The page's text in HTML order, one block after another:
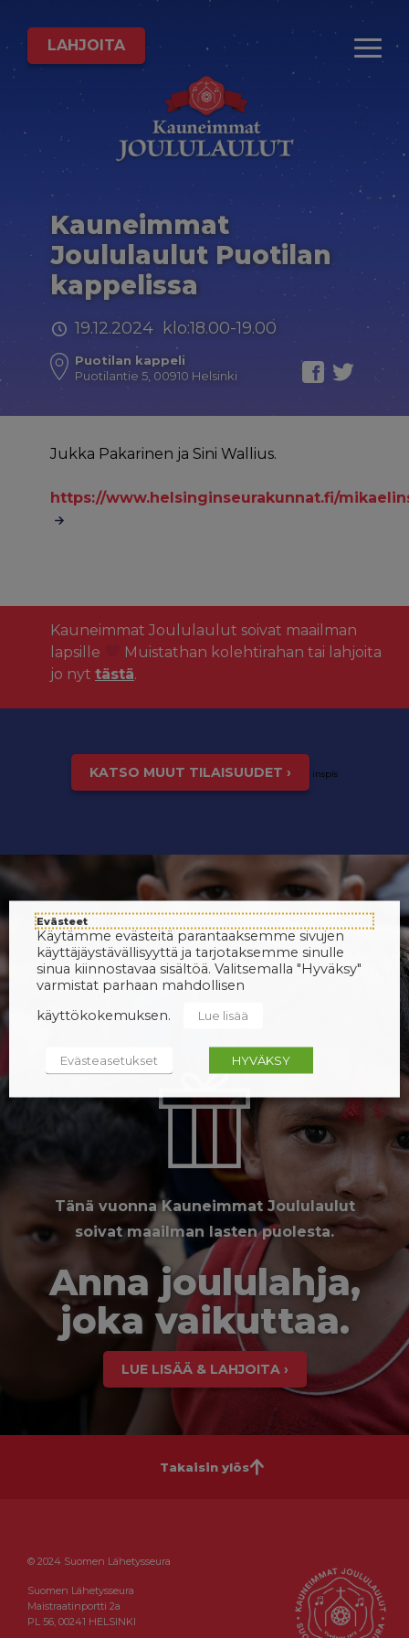
LAHJOITA
Kauneimmat
Joululaulut Puotilan
kappelissa
19.12.2024 klo:18.00-19.00
Puotilan kappeli
Puotilantie 5, 00910 Helsinki
Jukka Pakarinen ja Sini Wallius.
https://www.helsinginseurakunnat.fi/
Kauneimmat Joululaulut soivat maailman
lapsille
Muistathan kolehtirahan tai lahjoita
jo nyt tästä.
KATSO MUUT TILAISUUDET › inspis
Tänä vuonna Kauneimmat Joululaulut
soivat maailman lasten puolesta.
Anna joululahja,
joka vaikuttaa.
LUE LISÄÄ & LAHJOITA ›
Takaisin ylös
© 2024 Suomen Lähetysseura
Suomen Lähetysseura
Maistraatinportti 2a
PL 56, 00241 HELSINKI
Evästeet
Käytämme evästeitä parantaaksemme sivujen
käyttäjäystävällisyyttä ja tarjotaksemme sinulle
sinua kiinnostavaa sisältöä. Valitsemalla "Hyväksy"
varmistat parhaan mahdollisen
käyttökokemuksen.
Lue lisää
Evästeasetukset HYVÄKSY